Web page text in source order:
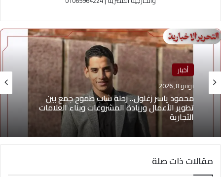
أخبار
يونيو 8, 2026
محمود ياسر زغلول.. رحلة شاب طموح جمع بين
تطوير الأعمال وريادة المشروعات وبناء العلامات
منوعات
يونيو 4, 2026
يوسف أيمن درويش.. عقلية بيعية شابة تقود التغيير
وتؤهل الشباب لسوق العمل2026
مقالات ذات صلة